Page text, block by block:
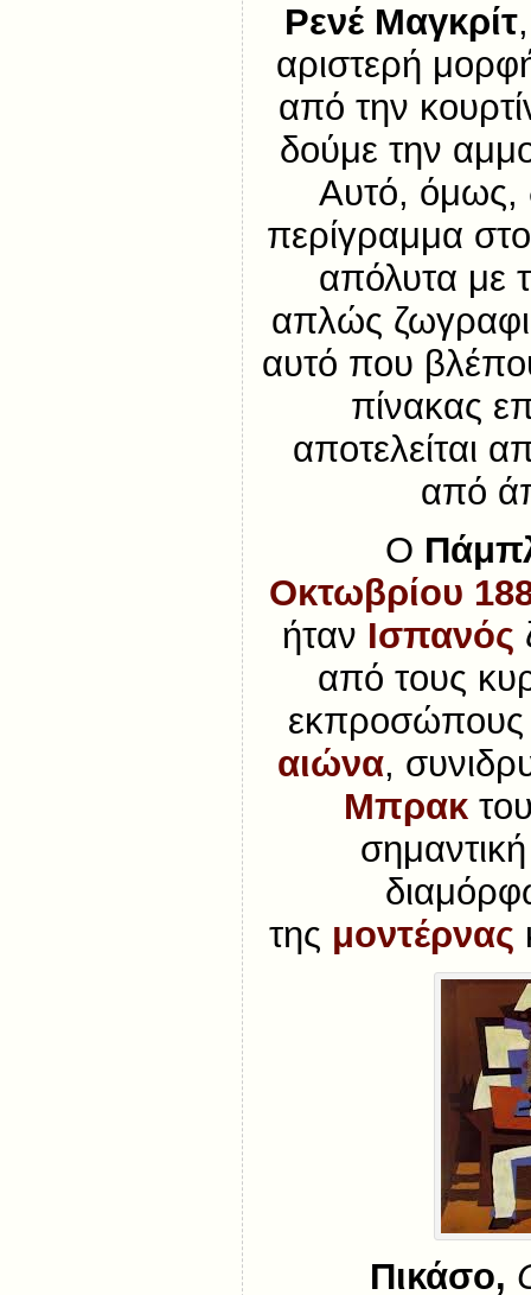
Ρενέ Μαγκρίτ
αριστερή
από την
δούμε την
Αυτό, όμως,
περίγραμμα
απόλυτα με
απλώς
αυτό που
πίνακας
αποτελείται
από
Ο
Οκτωβρίου
ήταν Ισπανός
από τους
αιώνα,
Μπρακ
της μοντέρνας
Πικάσο,